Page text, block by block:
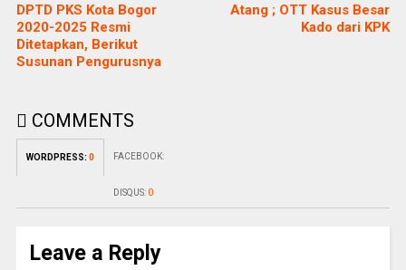
DPTD PKS Kota Bogor
2020-2025 Resmi
Ditetapkan, Berikut
Susunan Pengurusnya
Atang ; OTT Kasus Besar
Kado dari KPK
COMMENTS
WORDPRESS: 0 FACEBOOK:
DISQUS: 0
Leave a Reply